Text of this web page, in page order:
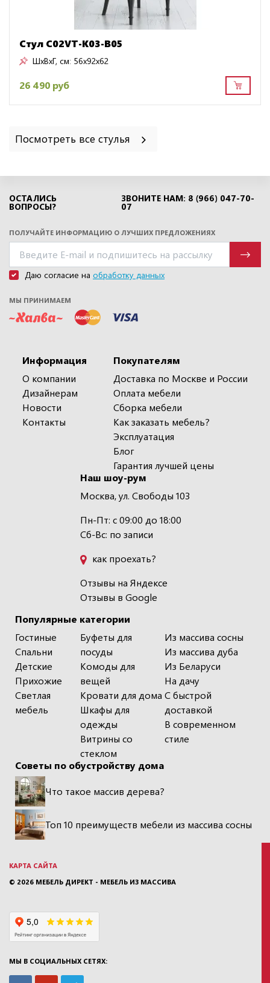
Стул C02VT-K03-B05
ШxВxГ, см: 56x92x62
26 490 руб
Посмотреть все стулья
ОСТАЛИСЬ
ВОПРОСЫ?
ЗВОНИТЕ НАМ: 8 (966) 047-70-
07
ПОЛУЧАЙТЕ ИНФОРМАЦИЮ О ЛУЧШИХ ПРЕДЛОЖЕНИЯХ
Даю согласие на обработку данных
МЫ ПРИНИМАЕМ
Информация
О компании
Дизайнерам
Новости
Контакты
Популярные категории
Гостиные
Спальни
Детские
Прихожие
Светлая
мебель
Буфеты для
посуды
Комоды для
вещей
Кровати для дома
Шкафы для
одежды
Витрины со
стеклом
Из массива сосны
Из массива дуба
Из Беларуси
На дачу
С быстрой
доставкой
В современном
стиле
Покупателям
Доставка по Москве и России
Оплата мебели
Сборка мебели
Как заказать мебель?
Эксплуатация
Блог
Гарантия лучшей цены
Наш шоу-рум
Москва, ул. Свободы 103
Пн-Пт: с 09:00 до 18:00
Сб-Вс: по записи
как проехать?
Отзывы на Яндексе
Отзывы в Google
Советы по обустройству дома
Что такое массив дерева?
Топ 10 преимуществ мебели из массива сосны
КАРТА САЙТА
© 2026 МЕБЕЛЬ ДИРЕКТ - МЕБЕЛЬ ИЗ МАССИВА
МЫ В СОЦИАЛЬНЫХ СЕТЯХ: